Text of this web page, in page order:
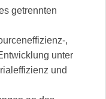
getrennten
,
unter
und